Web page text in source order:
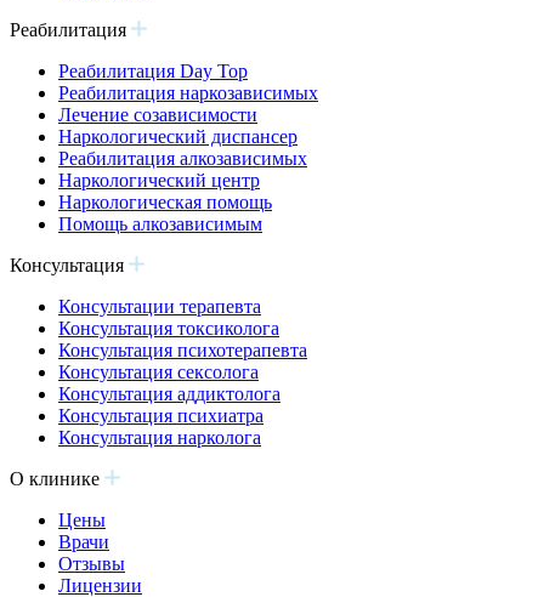
Реабилитация
Реабилитация Day Top
Реабилитация наркозависимых
Лечение созависимости
Наркологический диспансер
Реабилитация алкозависимых
Наркологический центр
Наркологическая помощь
Помощь алкозависимым
Консультация
Консультации терапевта
Консультация токсиколога
Консультация психотерапевта
Консультация сексолога
Консультация аддиктолога
Консультация психиатра
Консультация нарколога
О клинике
Цены
Врачи
Отзывы
Лицензии